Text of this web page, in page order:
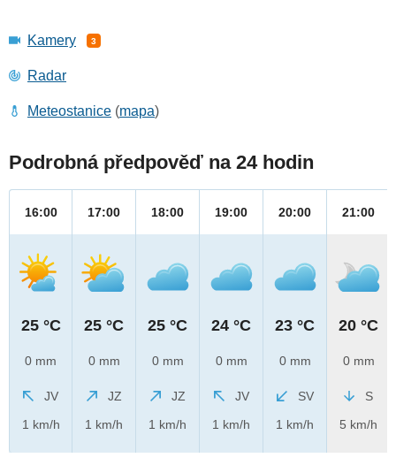
Kamery 3
Radar
Meteostanice (mapa)
Podrobná předpověď na 24 hodin
16:00
25 °C
0 mm
JV
1 km/h
17:00
25 °C
0 mm
JZ
1 km/h
18:00
25 °C
0 mm
JZ
1 km/h
19:00
24 °C
0 mm
JV
1 km/h
20:00
23 °C
0 mm
SV
1 km/h
21:00
20 °C
0 mm
S
5 km/h